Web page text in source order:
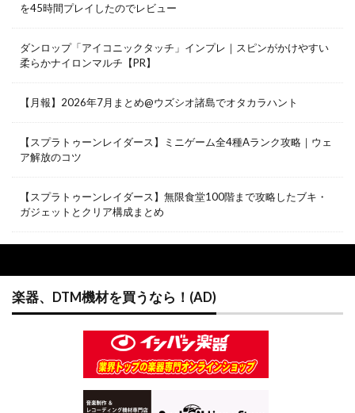
を45時間プレイしたのでレビュー
ダンロップ「アイコニックタッチ」インプレ｜スピンがかけやすい
柔らかナイロンマルチ【PR】
【月報】2026年7月まとめ@ウズシオ諸島でオタカラハント
【スプラトゥーンレイダース】ミニゲーム全4種Aランク攻略｜ウェ
ア解放のコツ
【スプラトゥーンレイダース】無限食堂100階まで攻略したブキ・
ガジェットとクリア構成まとめ
楽器、DTM機材を買うなら！(AD)